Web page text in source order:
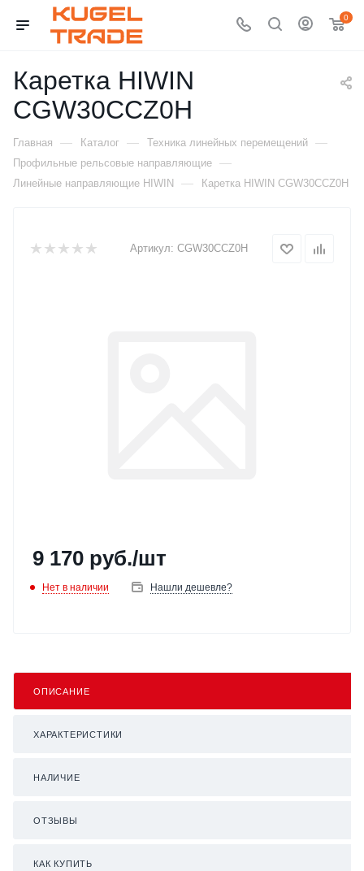
0
Каретка HIWIN
CGW30CCZ0H
Главная — Каталог — Техника линейных перемещений —
Профильные рельсовые направляющие —
Линейные направляющие HIWIN — Каретка HIWIN CGW30CCZ0H
Артикул: CGW30CCZ0H
9 170 руб./шт
Нет в наличии Нашли дешевле?
ОПИСАНИЕ
ХАРАКТЕРИСТИКИ
НАЛИЧИЕ
ОТЗЫВЫ
КАК КУПИТЬ